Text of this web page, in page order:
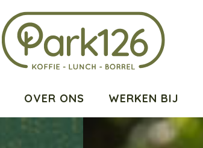
OVER ONS WERKEN BIJ